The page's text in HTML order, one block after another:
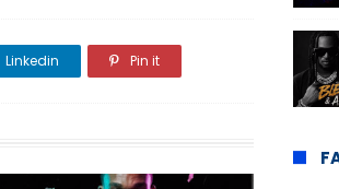
Linkedin Pin it